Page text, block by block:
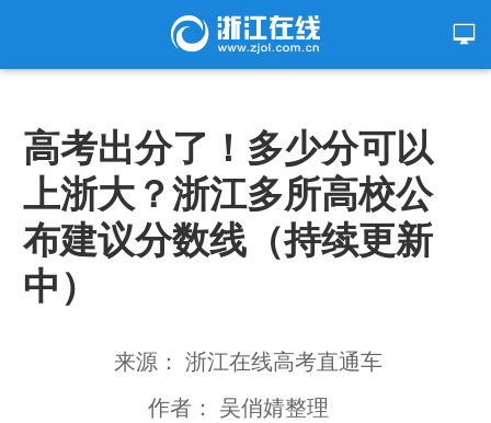
高考出分了！多少分可以
上浙大？浙江多所高校公
布建议分数线（持续更新
中）
来源： 浙江在线高考直通车
作者： 吴俏婧整理